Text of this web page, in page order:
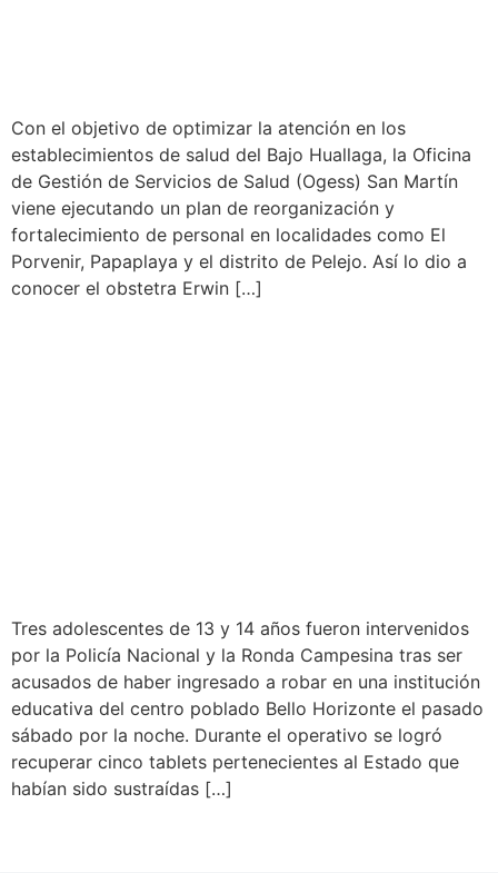
Con el objetivo de optimizar la atención en los
establecimientos de salud del Bajo Huallaga, la Oficina
de Gestión de Servicios de Salud (Ogess) San Martín
viene ejecutando un plan de reorganización y
fortalecimiento de personal en localidades como El
Porvenir, Papaplaya y el distrito de Pelejo. Así lo dio a
conocer el obstetra Erwin […]
Tres adolescentes de 13 y 14 años fueron intervenidos
por la Policía Nacional y la Ronda Campesina tras ser
acusados de haber ingresado a robar en una institución
educativa del centro poblado Bello Horizonte el pasado
sábado por la noche. Durante el operativo se logró
recuperar cinco tablets pertenecientes al Estado que
habían sido sustraídas […]